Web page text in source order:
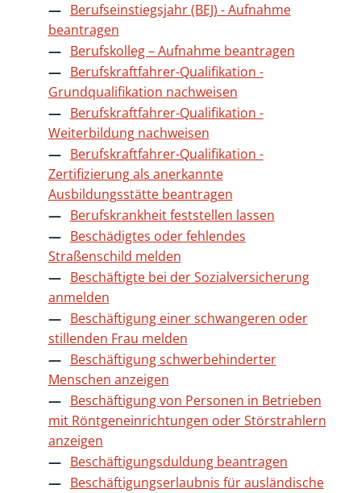
Berufseinstiegsjahr (BEJ) - Aufnahme
beantragen
Berufskolleg – Aufnahme beantragen
Berufskraftfahrer-Qualifikation -
Grundqualifikation nachweisen
Berufskraftfahrer-Qualifikation -
Weiterbildung nachweisen
Berufskraftfahrer-Qualifikation -
Zertifizierung als anerkannte
Ausbildungsstätte beantragen
Berufskrankheit feststellen lassen
Beschädigtes oder fehlendes
Straßenschild melden
Beschäftigte bei der Sozialversicherung
anmelden
Beschäftigung einer schwangeren oder
stillenden Frau melden
Beschäftigung schwerbehinderter
Menschen anzeigen
Beschäftigung von Personen in Betrieben
mit Röntgeneinrichtungen oder Störstrahlern
anzeigen
Beschäftigungsduldung beantragen
Beschäftigungserlaubnis für ausländische